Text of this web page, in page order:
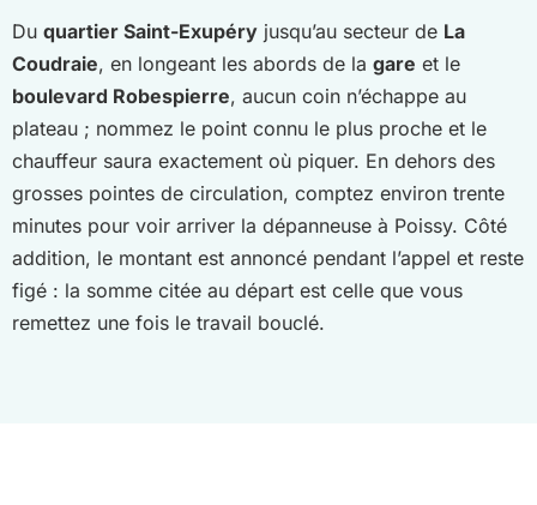
Du quartier Saint-Exupéry jusqu’au secteur de La
Coudraie, en longeant les abords de la gare et le
boulevard Robespierre, aucun coin n’échappe au
plateau ; nommez le point connu le plus proche et le
chauffeur saura exactement où piquer. En dehors des
grosses pointes de circulation, comptez environ trente
minutes pour voir arriver la dépanneuse à Poissy. Côté
addition, le montant est annoncé pendant l’appel et reste
figé : la somme citée au départ est celle que vous
remettez une fois le travail bouclé.